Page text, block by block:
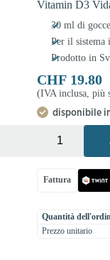
Vitamin D3
30 ml di
Per il sistema
Prodotto in
CHF19.80
(IVA inclusa, più
disponibile
Fattura
Quantità
Prezzo unitario